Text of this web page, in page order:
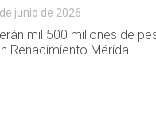
junio de 2026
mil 500 millones de
Renacimiento Mérida.